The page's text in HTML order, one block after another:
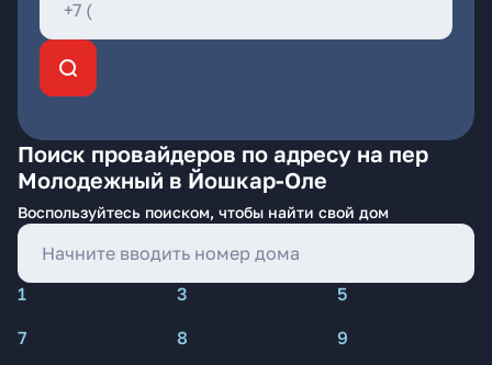
Поиск провайдеров по адресу на пер
Молодежный в Йошкар-Оле
Воспользуйтесь поиском, чтобы найти свой дом
1 3
5
7
8
9